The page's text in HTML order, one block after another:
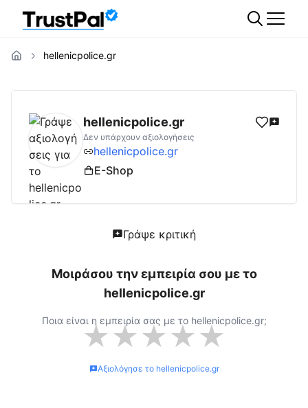
hellenicpolice.gr
hellenicpolice.grΑξιολογήσεις | Δες
hellenicpolice.gr
Δεν υπάρχουν αξιολογήσεις
hellenicpolice.gr
E-Shop
Γράψε κριτική
Μοιράσου την εμπειρία σου με το
hellenicpolice.gr
Ποια είναι η εμπειρία σας με το hellenicpolice.gr;
★★★★★
Αξιολόγησε το hellenicpolice.gr